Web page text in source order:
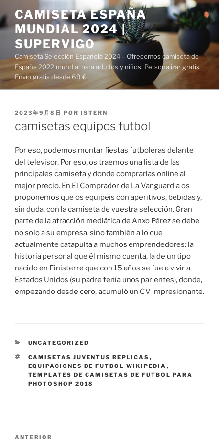
al
contenido
CAMISETA ESPAÑA
MUNDIAL 2024 |
SUPERVIGO
Camiseta Selección Española 2024 – Ofrecemos camiseta de
España 2022 mundial para adultos y niños. Personalizar gratis.
Envío gratis desde 69 €.
PUBLICADO
2023年9月8日 POR ISTERN
camisetas equipos futbol
Por eso, podemos montar fiestas futboleras delante
del televisor. Por eso, os traemos una lista de las
principales camiseta y donde comprarlas online al
mejor precio. En El Comprador de La Vanguardia os
proponemos que os equipéis con aperitivos, bebidas y,
sin duda, con la camiseta de vuestra selección. Gran
parte de la atracción mediática de Anxo Pérez se debe
no solo a su empresa, sino también a lo que
actualmente catapulta a muchos emprendedores: la
historia personal que él mismo cuenta, la de un tipo
nacido en Finisterre que con 15 años se fue a vivir a
Estados Unidos (su padre tenía unos parientes), donde,
empezando desde cero, acumuló un CV impresionante.
CATEGORÍAS
UNCATEGORIZED
ETIQUETAS
CAMISETAS JUVENTUS REPLICAS ,
EQUIPACIONES DE FUTBOL WIKIPEDIA ,
TEMPLATES DE CAMISETAS DE FUTBOL PARA
PHOTOSHOP 2018
ANTERIOR